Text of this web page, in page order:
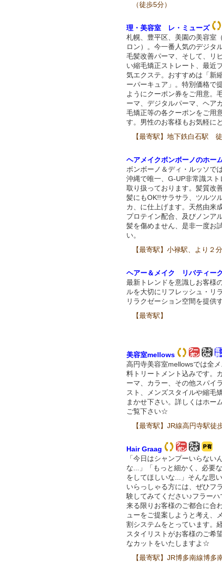
（徒歩5分）
理・美容室 レ・ミューズ
札幌、豊平区、美園の美容室
ロン）。今一番人気のデジタ
毛髪改善パーマ、そして、リ
い縮毛矯正ストレート、最近
気エクステ。おすすめは「新
ーパーキュア」。特別価格で
ようにクーポン券をご用意。
ーマ、デジタルパーマ、ヘア
毛矯正等の各クーポンをご用
す。男性のお客様もお気軽に
【最寄駅】地下鉄白石駅
ヘアメイクボンボーノのホー
ボンボーノ＆ディ・ルッソで
沖縄で唯一、G-UP非常識スト
取り扱っております。髪質改
髪にもOK!!サラサラ、ツルツ
カ、に仕上げます。天然由来
プロテイン配合、及びノンア
髪を傷めません、是非一度お
い。
【最寄駅】小禄駅、より２
ヘアー＆メイク リバティー
最新トレンドを意識しお客様
ルを大切にリフレッシュ・リ
リラクゼーション空間を提供
【最寄駅】
美容室mellows
高円寺美容室mellowsでは全
料トリートメント込みです。
ーマ、カラー、その他スパイ
スト、メンズスタイルや縮毛
まかせ下さい。詳しくはホー
ご覧下さい☆
【最寄駅】JR線高円寺駅徒
Hair Graag
「今日はシャンプーいらない
な...」「もっと細かく、必要
をしてほしいな...」そんな思
いらっしゃる方には、ぜひフ
験してみてください♪フラーハ
来る限りお客様のご都合に合
ューをご提案しようと考え、
割システムをとっています。
スタイリストがお客様のご希
なカットをいたしますよ☆
【最寄駅】JR博多南線博多